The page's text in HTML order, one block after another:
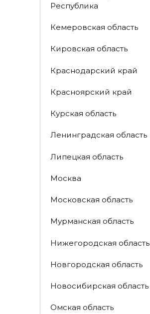
Республика
Кемеровская область
Кировская область
Краснодарский край
Красноярский край
Курская область
Ленинградская область
Липецкая область
Москва
Московская область
Мурманская область
Нижегородская область
Новгородская область
Новосибирская область
Омская область